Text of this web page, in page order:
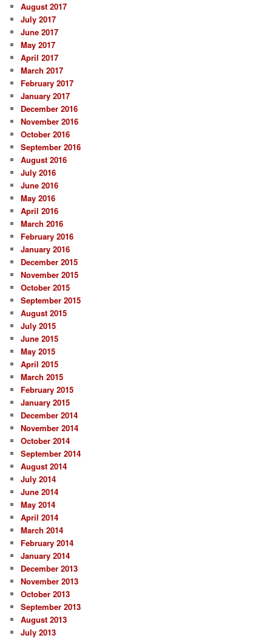
August 2017
July 2017
June 2017
May 2017
April 2017
March 2017
February 2017
January 2017
December 2016
November 2016
October 2016
September 2016
August 2016
July 2016
June 2016
May 2016
April 2016
March 2016
February 2016
January 2016
December 2015
November 2015
October 2015
September 2015
August 2015
July 2015
June 2015
May 2015
April 2015
March 2015
February 2015
January 2015
December 2014
November 2014
October 2014
September 2014
August 2014
July 2014
June 2014
May 2014
April 2014
March 2014
February 2014
January 2014
December 2013
November 2013
October 2013
September 2013
August 2013
July 2013